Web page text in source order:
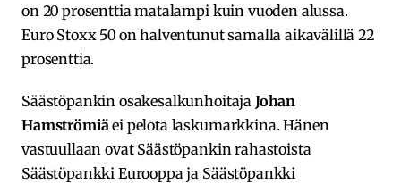
on 20 prosenttia matalampi kuin vuoden alussa.
Euro Stoxx 50 on halventunut samalla aikavälillä 22
prosenttia.
Säästöpankin osakesalkunhoitaja Johan
Hamströmiäei pelota laskumarkkina. Hänen
vastuullaan ovat Säästöpankin rahastoista
Säästöpankki Eurooppa ja Säästöpankki